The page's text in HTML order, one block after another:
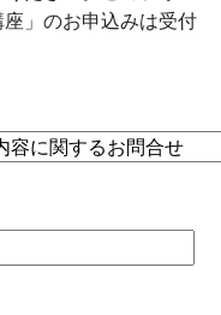
」のお申込みは受付